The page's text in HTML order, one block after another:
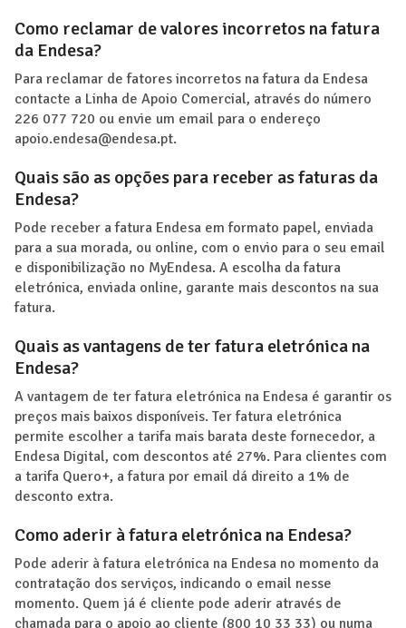
Como reclamar de valores incorretos na fatura
da Endesa?
Para reclamar de fatores incorretos na fatura da Endesa
contacte a Linha de Apoio Comercial, através do número
226 077 720 ou envie um email para o endereço
apoio.endesa@endesa.pt.
Quais são as opções para receber as faturas da
Endesa?
Pode receber a fatura Endesa em formato papel, enviada
para a sua morada, ou online, com o envio para o seu email
e disponibilização no MyEndesa. A escolha da fatura
eletrónica, enviada online, garante mais descontos na sua
fatura.
Quais as vantagens de ter fatura eletrónica na
Endesa?
A vantagem de ter fatura eletrónica na Endesa é garantir os
preços mais baixos disponíveis. Ter fatura eletrónica
permite escolher a tarifa mais barata deste fornecedor, a
Endesa Digital, com descontos até 27%. Para clientes com
a tarifa Quero+, a fatura por email dá direito a 1% de
desconto extra.
Como aderir à fatura eletrónica na Endesa?
Pode aderir à fatura eletrónica na Endesa no momento da
contratação dos serviços, indicando o email nesse
momento. Quem já é cliente pode aderir através de
chamada para o apoio ao cliente (800 10 33 33) ou numa